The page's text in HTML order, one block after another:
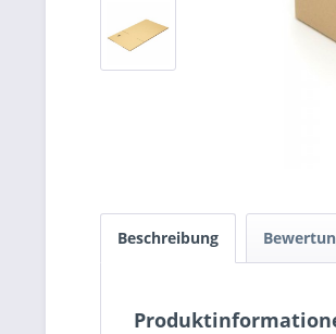
Beschreibung